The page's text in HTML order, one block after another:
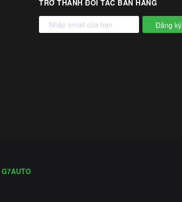
TRỞ THÀNH ĐỐI TÁC BÁN HÀNG
Đăng ký
G7AUTO